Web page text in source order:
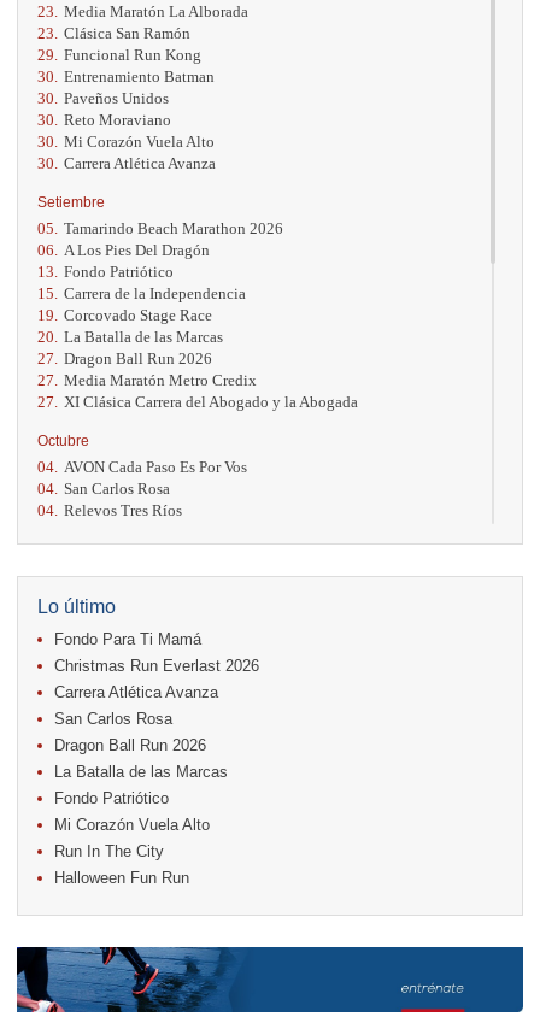
23. Media Maratón La Alborada
23. Clásica San Ramón
29. Funcional Run Kong
30. Entrenamiento Batman
30. Paveños Unidos
30. Reto Moraviano
30. Mi Corazón Vuela Alto
30. Carrera Atlética Avanza
Setiembre
05. Tamarindo Beach Marathon 2026
06.
A Los Pies Del Dragón
13. Fondo Patriótico
15. Carrera de la Independencia
19. Corcovado Stage Race
20. La Batalla de las Marcas
27. Dragon Ball Run 2026
27. Media Maratón Metro Credix
27.
XI Clásica Carrera del Abogado y la Abogada
Octubre
04. AVON Cada Paso Es Por Vos
04. San Carlos Rosa
04. Relevos Tres Ríos
17. Caribe Paradise Run
18.
Casa Turire Trail Run
18. Warriors Run Circuit
18. Samsung Jacó Beach Half Marathon 2026
25. KRun by Under Armour
25. Run Alajuela
Noviembre
08. Lindora Run
15. Entre Pan y Rosas
Diciembre
06. Trail Vulcania 2026
12. Media Maratón Puntarenas 2026
Lo último
Fondo Para Ti Mamá
Christmas Run Everlast 2026
Carrera Atlética Avanza
San Carlos Rosa
Dragon Ball Run 2026
La Batalla de las Marcas
Fondo Patriótico
Mi Corazón Vuela Alto
Run In The City
Halloween Fun Run